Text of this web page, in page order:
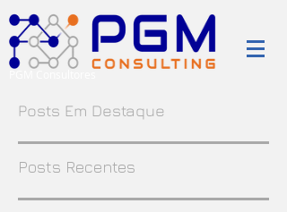
Posts Em Destaque
Posts Recentes